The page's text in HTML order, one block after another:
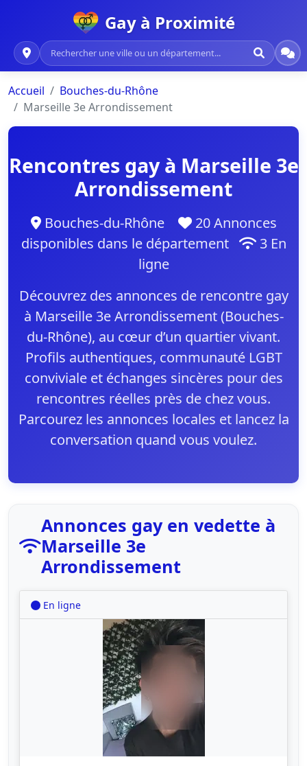
Gay à Proximité
Accueil
Bouches-du-Rhône
Marseille 3e Arrondissement
Rencontres gay à Marseille 3e
Arrondissement
Bouches-du-Rhône
20 Annonces
disponibles dans le département
3 En
ligne
Découvrez des annonces de rencontre gay
à Marseille 3e Arrondissement (Bouches-
du-Rhône), au cœur d’un quartier vivant.
Profils authentiques, communauté LGBT
conviviale et échanges sincères pour des
rencontres réelles près de chez vous.
Parcourez les annonces locales et lancez la
conversation quand vous voulez.
Annonces gay en vedette à
Marseille 3e
Arrondissement
En ligne